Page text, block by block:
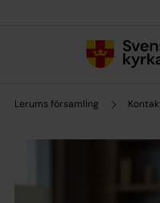
Lerums församling